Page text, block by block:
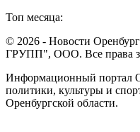
Топ месяца:
© 2026 - Новости
ГРУПП", ООО. Все права
Информационный портал
политики, культуры и
Оренбургской области.